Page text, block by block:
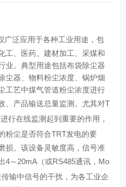
广泛应用于各种工业用途，包
工、医药、建材加工、采煤和
业。 典型用途包括布袋除尘器
尘器、物料粉尘浓度、锅炉烟
工艺中煤气管道粉尘浓度进行
、产品输送总量监测 。 尤其对T
行在线监测起到重要的作用，
粉尘是否符合TRT发电的要
损。该设备灵敏度高，信号准
4～ 20mA （或RS485通讯， Mo
传输中信号的干扰，为各工业企